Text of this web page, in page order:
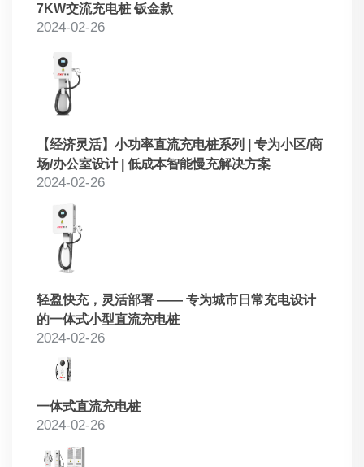
7KW交流充电桩 钣金款
2024-02-26
【经济灵活】小功率直流充电桩系列 | 专为小区/商
场/办公室设计 | 低成本智能慢充解决方案
2024-02-26
轻盈快充，灵活部署 —— 专为城市日常充电设计
的一体式小型直流充电桩
2024-02-26
一体式直流充电桩
2024-02-26